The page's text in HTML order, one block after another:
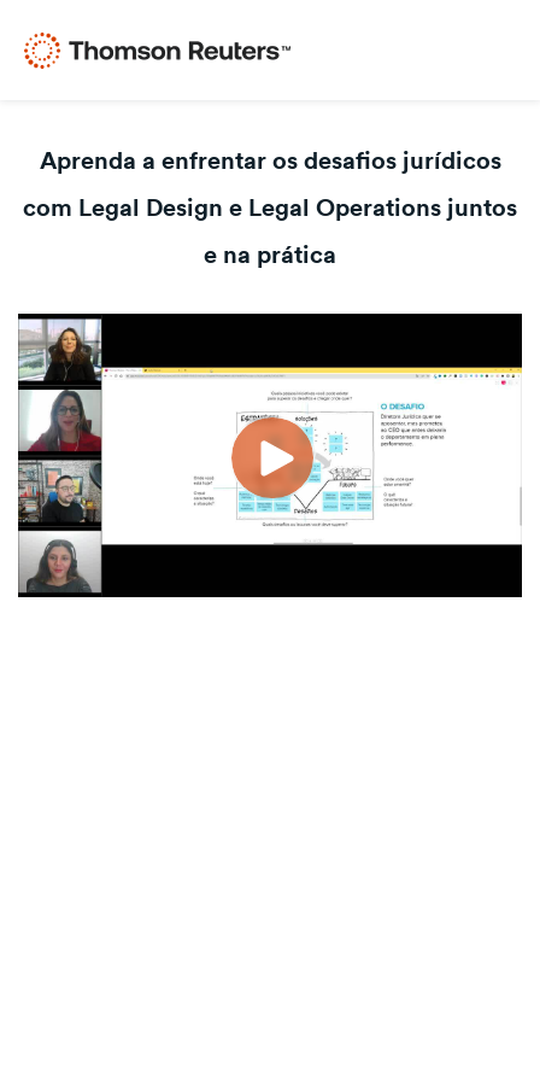
Aprenda a enfrentar os desafios jurídicos
com Legal Design e Legal Operations juntos
e na prática